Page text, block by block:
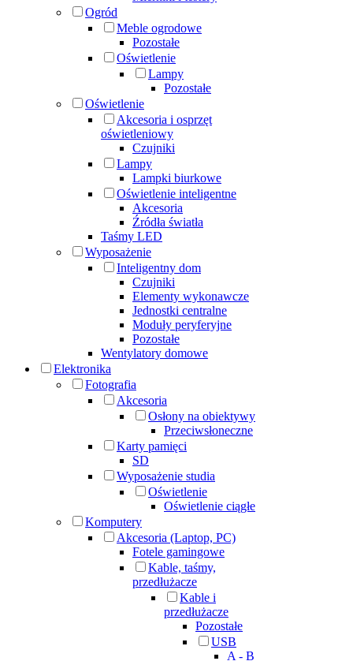
Ogród
Meble ogrodowe
Pozostałe
Oświetlenie
Lampy
Pozostałe
Oświetlenie
Akcesoria i osprzęt
oświetleniowy
Czujniki
Lampy
Lampki biurkowe
Oświetlenie inteligentne
Akcesoria
Źródła światła
Taśmy LED
Wyposażenie
Inteligentny dom
Czujniki
Elementy wykonawcze
Jednostki centralne
Moduły peryferyjne
Pozostałe
Wentylatory domowe
Elektronika
Fotografia
Akcesoria
Osłony na obiektywy
Przeciwsłoneczne
Karty pamięci
SD
Wyposażenie studia
Oświetlenie
Oświetlenie ciągłe
Komputery
Akcesoria (Laptop, PC)
Fotele gamingowe
Kable, taśmy,
przedłużacze
Kable i
przedłużacze
Pozostałe
USB
A - B